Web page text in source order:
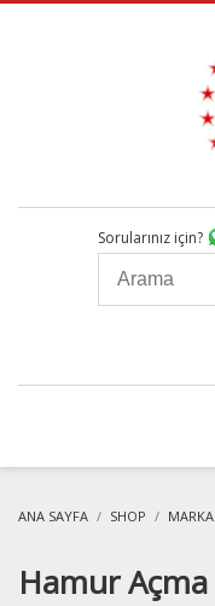
Sorularınız için?
ANA SAYFA SHOP
Hamur